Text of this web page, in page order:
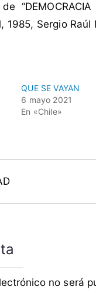
1985, Sergio Raúl
QUE SE VAYAN
6 mayo 2021
En «Chile»
no será